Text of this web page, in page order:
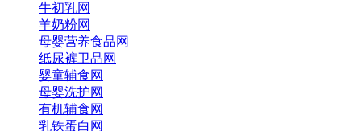
牛初乳网
羊奶粉网
母婴营养食品网
纸尿裤卫品网
婴童辅食网
母婴洗护网
有机辅食网
乳铁蛋白网